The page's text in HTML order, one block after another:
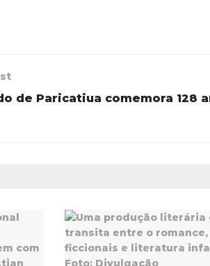
de Paricatiua comemora 128